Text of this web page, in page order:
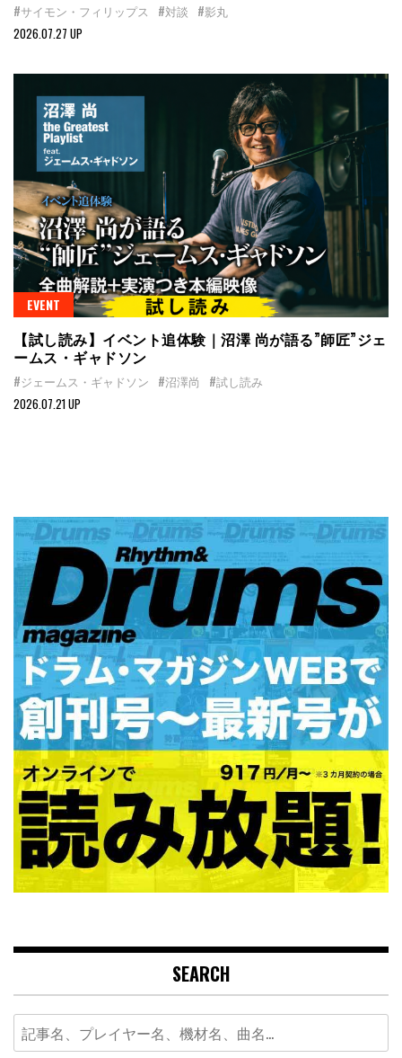
#サイモン・フィリップス #対談 #影丸
2026.07.27 UP
EVENT
【試し読み】イベント追体験｜沼澤 尚が語る”師匠”ジェ
ームス・ギャドソン
#ジェームス・ギャドソン #沼澤尚
#試し読み
2026.07.21 UP
SEARCH
Search
for: